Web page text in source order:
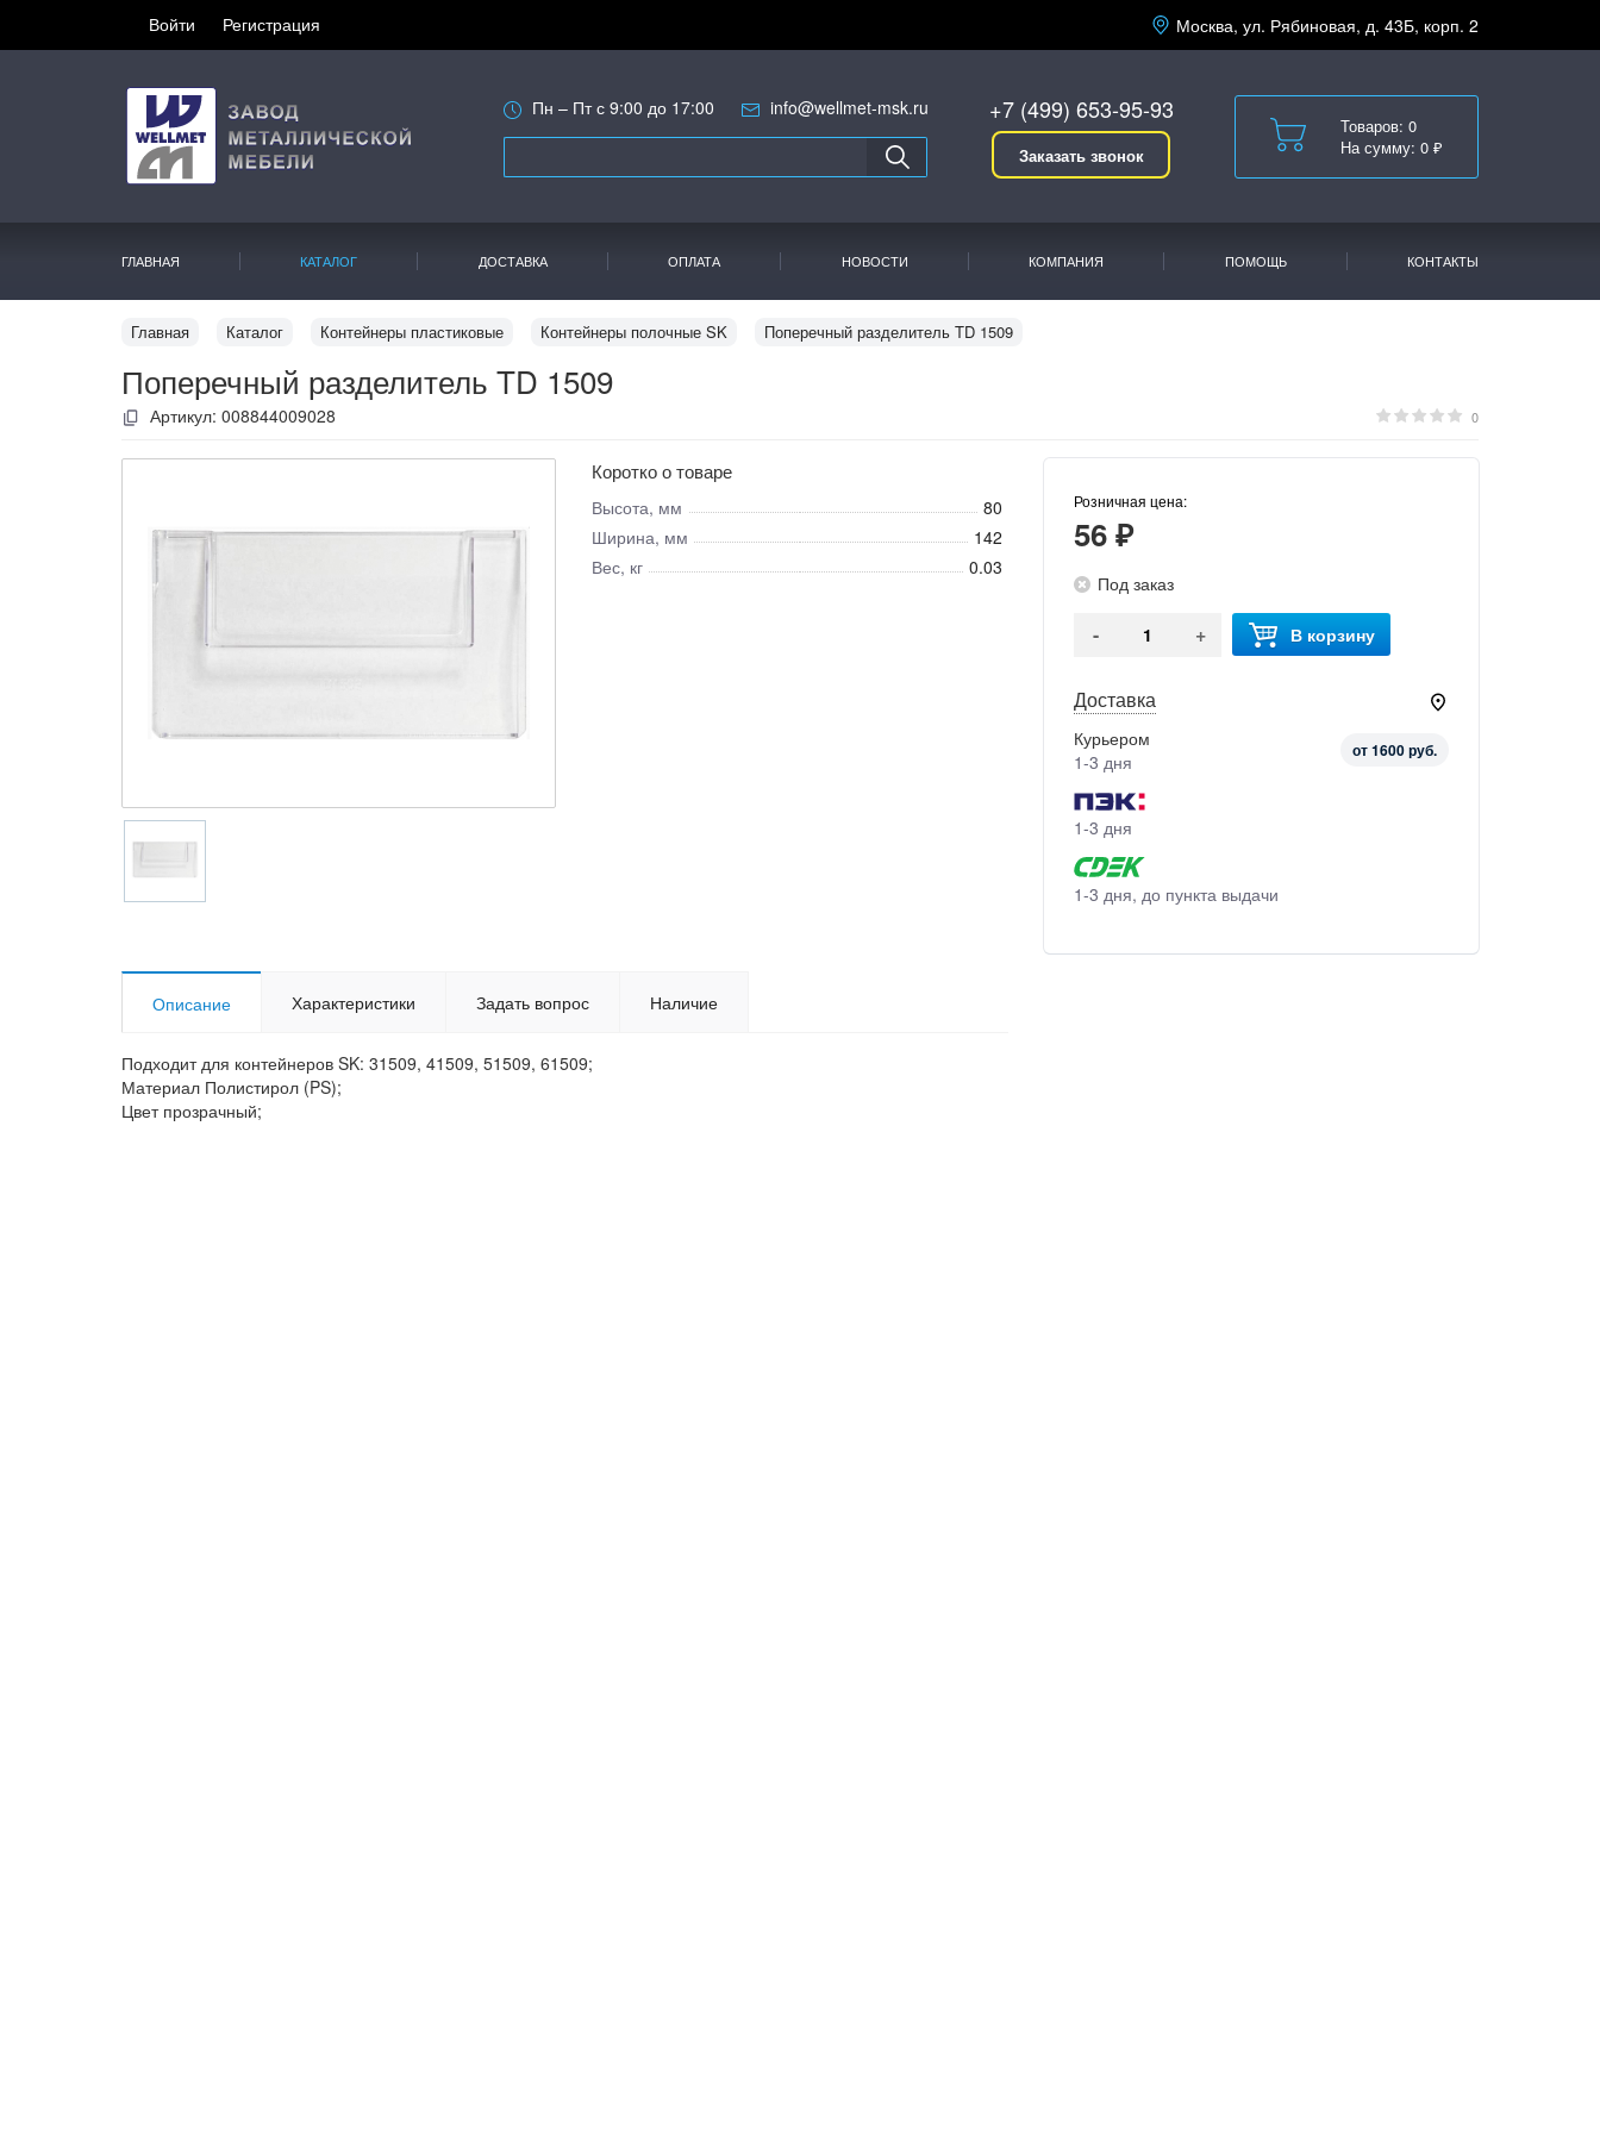
Войти Регистрация Москва, ул. Рябиновая, д. 43Б, корп. 2
Пн – Пт с 9:00 до 17:00 info@wellmet-msk.ru +7 (499) 653-95-93
Заказать звонок
Товаров: 0
На сумму: 0 ₽
ГЛАВНАЯ КАТАЛОГ ДОСТАВКА ОПЛАТА НОВОСТИ КОМПАНИЯ ПОМОЩЬ КОНТАКТЫ
Главная Каталог Контейнеры пластиковые Контейнеры полочные SK Поперечный разделитель TD 1509
Поперечный разделитель TD 1509
Артикул: 008844009028 0
Коротко о товаре
Высота, мм
80
Ширина, мм
142
Вес, кг
0.03
Розничная цена:
56 ₽
Под заказ
- + В корзину
Доставка
Курьером
1-3 дня
от 1600 руб.
1-3 дня
1-3 дня, до пункта выдачи
Описание Характеристики Задать вопрос Наличие
Подходит для контейнеров SK: 31509, 41509, 51509, 61509;
Материал Полистирол (PS);
Цвет прозрачный;